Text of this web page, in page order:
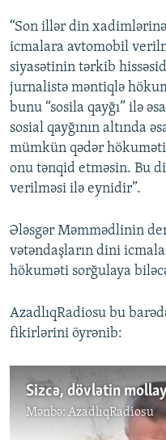
“Son illər din
icmalara avtomobil
siyasətinin tərkib
jurnalistə məntiqlə
bunu “sosila qayğı” ilə
sosial qayğının altında
mümkün qədər
onu tənqid etməsin. Bu
verilməsi ilə eynidir”.
Ələsgər Məmmədlinin
vətəndaşların dini
hökuməti sorğulaya
AzadlıqRadiosu bu
fikirlərini öyrənib:
Mənbə: AzadlıqRadiosu